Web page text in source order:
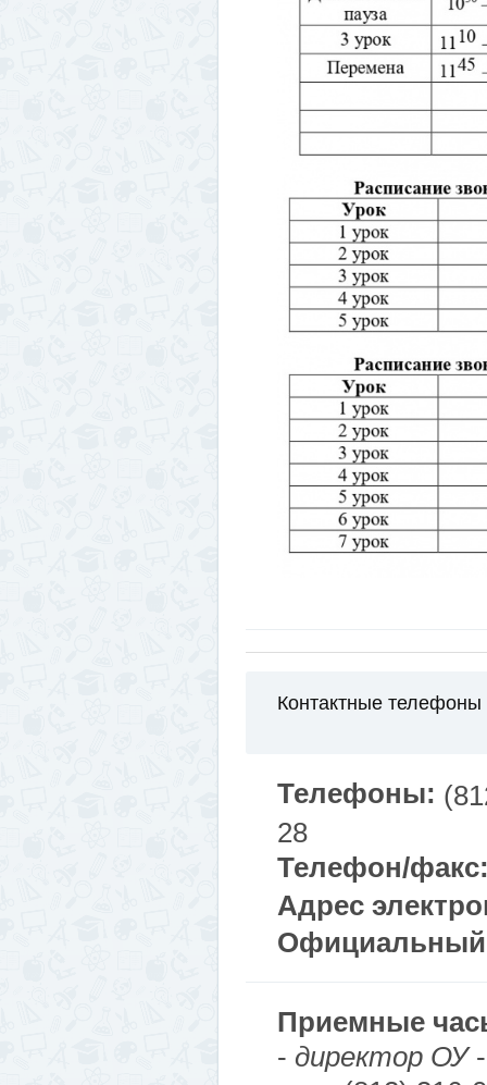
Контактные телефоны
Телефоны:
28
Телефон/
Адрес
Официальный
Приемные
- директор ОУ